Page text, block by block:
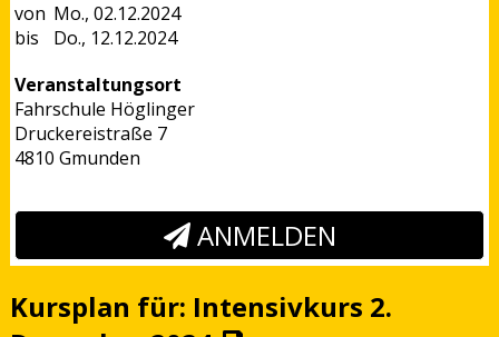
Mo., 02.12.2024
Do., 12.12.2024
Veranstaltungsort
Fahrschule Höglinger
Druckereistraße 7
4810 Gmunden
ANMELDEN
Kursplan für: Intensivkurs 2.